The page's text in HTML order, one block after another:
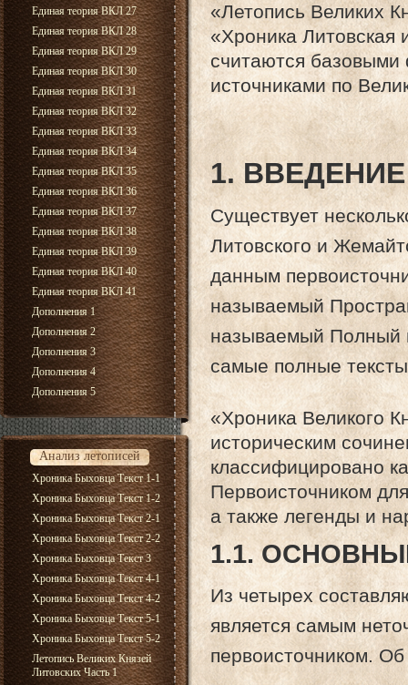
Единая теория ВКЛ 27
Единая теория ВКЛ 28
Единая теория ВКЛ 29
Единая теория ВКЛ 30
Единая теория ВКЛ 31
Единая теория ВКЛ 32
Единая теория ВКЛ 33
Единая теория ВКЛ 34
Единая теория ВКЛ 35
Единая теория ВКЛ 36
Единая теория ВКЛ 37
Единая теория ВКЛ 38
Единая теория ВКЛ 39
Единая теория ВКЛ 40
Единая теория ВКЛ 41
Дополнения 1
Дополнения 2
Дополнения 3
Дополнения 4
Дополнения 5
Анализ летописей
Хроника Быховца Текст 1-1
Хроника Быховца Текст 1-2
Хроника Быховца Текст 2-1
Хроника Быховца Текст 2-2
Хроника Быховца Текст 3
Хроника Быховца Текст 4-1
Хроника Быховца Текст 4-2
Хроника Быховца Текст 5-1
Хроника Быховца Текст 5-2
Летопись Великих Князей
Литовских Часть 1
«Летопись Великих
«Хроника Литовская
считаются
источниками по
1. ВВЕДЕНИЕ
Существует
Литовского и
данным
называемый
называемый Полный
самые полные
«Хроника Великого
историческим
классифицировано
Первоисточником
а также легенды и
1.1.
Из четырех
является самым
первоисточником.